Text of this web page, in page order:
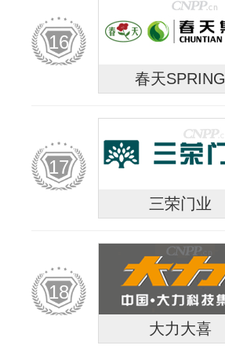
16
春天SPRING
17
三荣门业
18
大力大喜